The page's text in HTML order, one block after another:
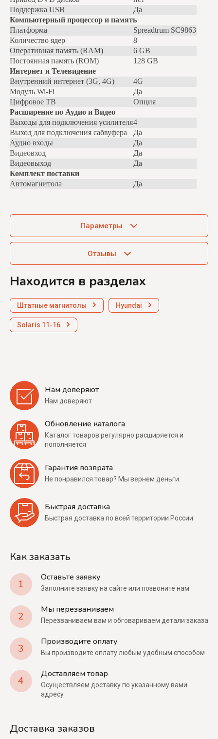
Поддержка USB
Да
Компьютерный процессор и память
Платформа
Spreadtrum SC9863
Количество ядер
8
Оперативная память (RAM)
6 GB
Постоянная память (ROM)
128 GB
Интернет и Телевидение
Внутренний интернет (3G, 4G)
4G
Модуль Wi-Fi
Да
Цифровое ТВ
Опция
Расширение по Аудио и Видео
Выходы для подключения усилителя4
Выход для подключения сабвуфера
Да
Аудио входы
Да
Видеовход
Да
Видеовыход
Да
Комплект поставки
Автомагнитола
Да
Параметры
Отзывы
Находится в разделах
Штатные магнитолы Hyundai
Solaris 11-16
Нам доверяют
Нам доверяют
Обновление каталога
Каталог товаров регулярно расширяется и
пополняется
Гарантия возврата
Не понравился товар? Мы вернем деньги
Быстрая доставка
Быстрая доставка по всей территории России
Как заказать
1
Оставьте заявку
Заполните заявку на сайте или позвоните нам
2
Мы перезваниваем
Перезваниваем вам и обговариваем детали заказа
3
Производите оплату
Вы производите оплату любым удобным способом
4
Доставляем товар
Осуществляем доставку по указанному вами
адресу
Доставка заказов